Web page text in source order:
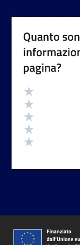
Quanto
pagina?
Valutazione